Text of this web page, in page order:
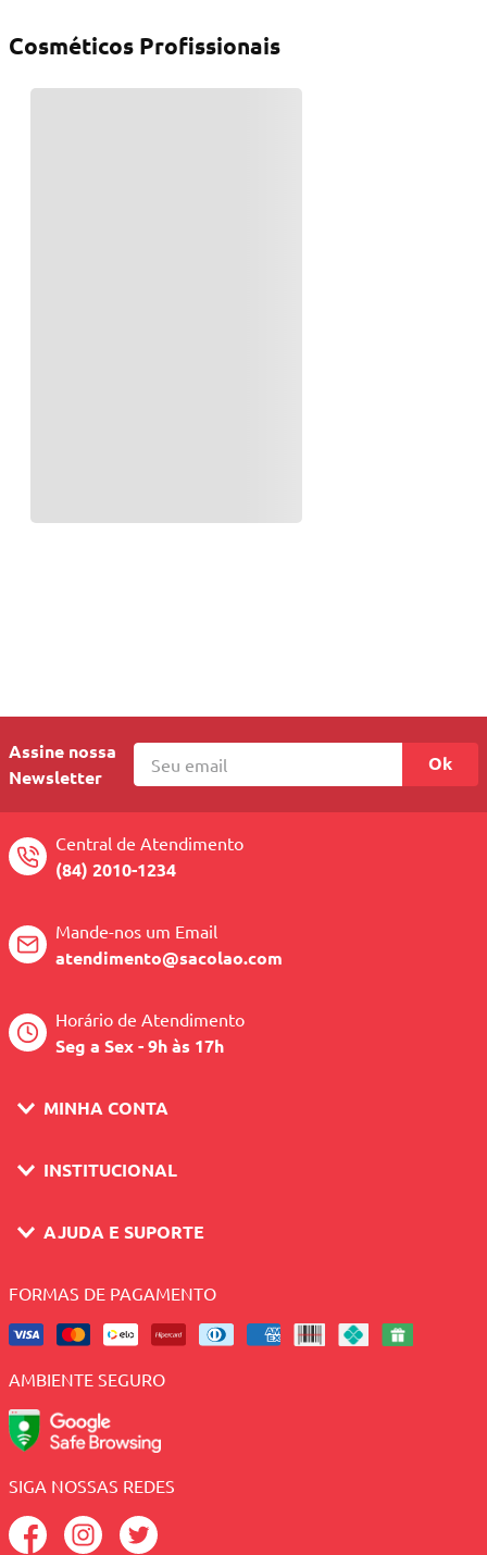
Cosméticos Profissionais
Assine nossa
Newsletter
Ok
Central de Atendimento
(84) 2010-1234
Mande-nos um Email
atendimento@sacolao.com
Horário de Atendimento
Seg a Sex - 9h às 17h
MINHA CONTA
INSTITUCIONAL
AJUDA E SUPORTE
FORMAS DE PAGAMENTO
AMBIENTE SEGURO
SIGA NOSSAS REDES